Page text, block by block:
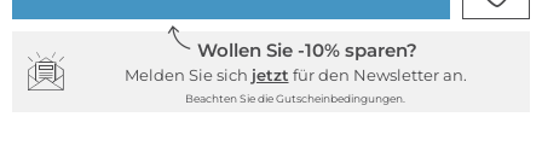
Wollen Sie -10% sparen?
Melden Sie sich jetzt für den Newsletter an.
Beachten Sie die Gutscheinbedingungen.